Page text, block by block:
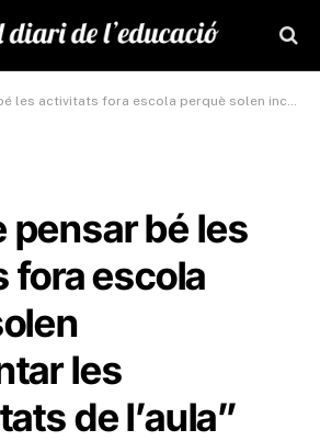
fora escola perquè solen incrementar les desigualtats de l’aula”
pensar bé les
fora escola
les
de l’aula”